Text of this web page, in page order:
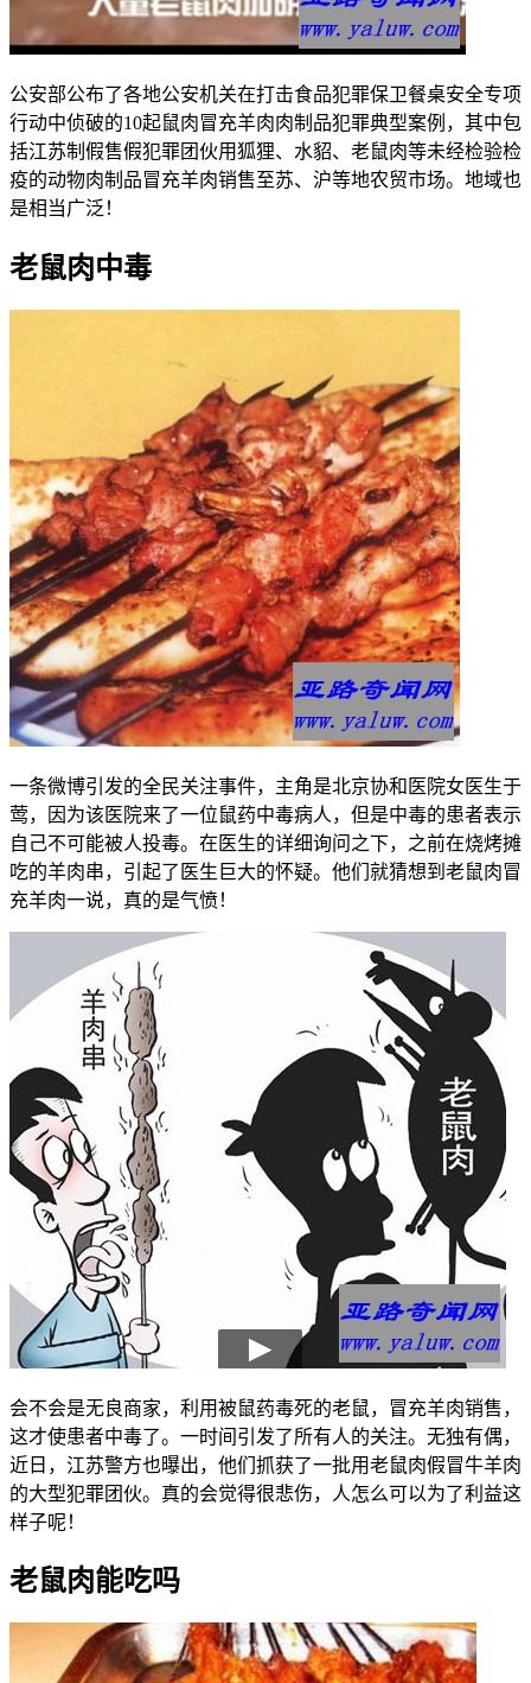
公安部公布了各地公安机关在打击食品犯罪保卫餐桌安全专项
行动中侦破的10起鼠肉冒充羊肉肉制品犯罪典型案例，其中包
括江苏制假售假犯罪团伙用狐狸、水貂、老鼠肉等未经检验检
疫的动物肉制品冒充羊肉销售至苏、沪等地农贸市场。地域也
是相当广泛！
老鼠肉中毒
一条微博引发的全民关注事件，主角是北京协和医院女医生于
莺，因为该医院来了一位鼠药中毒病人，但是中毒的患者表示
自己不可能被人投毒。在医生的详细询问之下，之前在烧烤摊
吃的羊肉串，引起了医生巨大的怀疑。他们就猜想到老鼠肉冒
充羊肉一说，真的是气愤！
会不会是无良商家，利用被鼠药毒死的老鼠，冒充羊肉销售，
这才使患者中毒了。一时间引发了所有人的关注。无独有偶，
近日，江苏警方也曝出，他们抓获了一批用老鼠肉假冒牛羊肉
的大型犯罪团伙。真的会觉得很悲伤，人怎么可以为了利益这
样子呢！
老鼠肉能吃吗